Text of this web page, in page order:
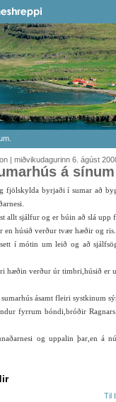
| miðvikudagurinn 6. ágúst
á
fjölskylda byrjaði í sumar að
allt sjálfur og er búin að slá upp
en húsið verður tvær hæðir og ris.
í mótin um leið og að
hæðin verður úr timbri,húsið er
ásamt fleiri systkinum
fyrrum bóndi,bróðir
og uppalin þar,en á
Til